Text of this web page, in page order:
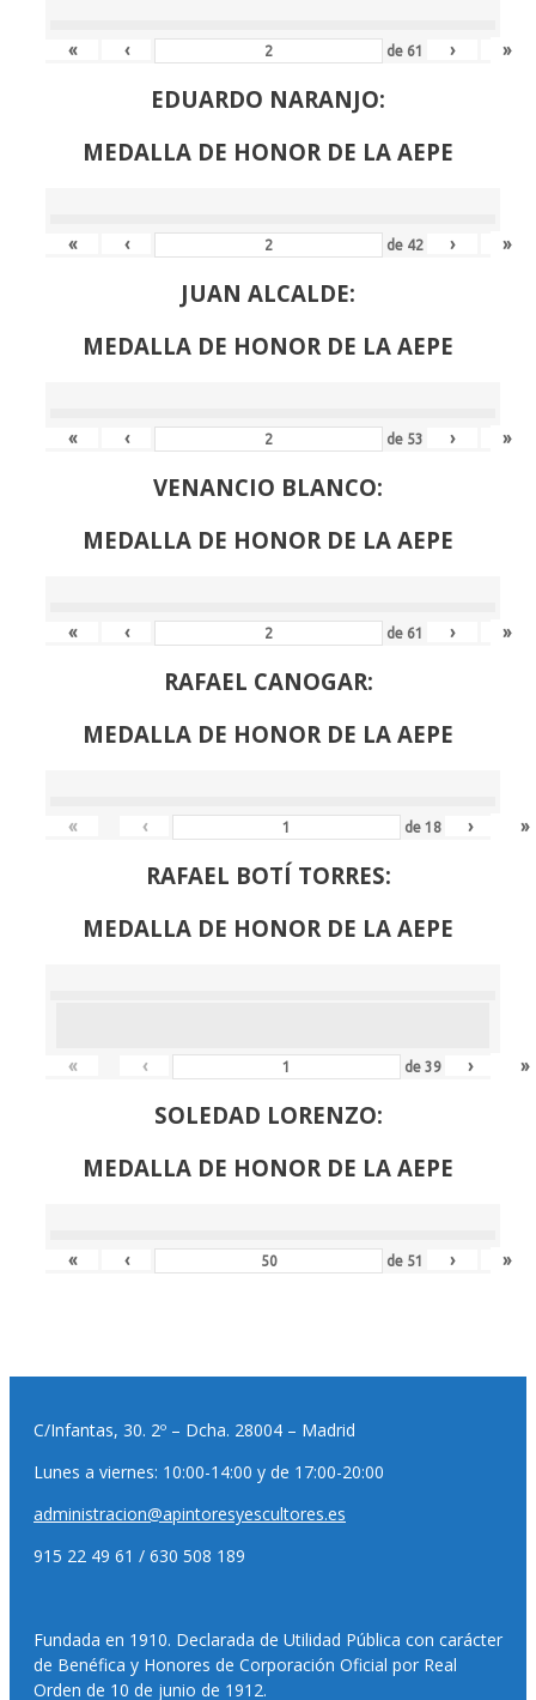
« ‹ de 61 › »
EDUARDO NARANJO:
MEDALLA DE HONOR DE LA AEPE
« ‹ de 42 › »
JUAN ALCALDE:
MEDALLA DE HONOR DE LA AEPE
« ‹ de 53 › »
VENANCIO BLANCO:
MEDALLA DE HONOR DE LA AEPE
« ‹ de 61 › »
RAFAEL CANOGAR:
MEDALLA DE HONOR DE LA AEPE
« ‹ de18 › »
RAFAEL BOTÍ TORRES:
MEDALLA DE HONOR DE LA AEPE
« ‹ de39 › »
SOLEDAD LORENZO:
MEDALLA DE HONOR DE LA AEPE
« ‹ de 51 › »
C/Infantas, 30. 2º – Dcha. 28004 – Madrid
Lunes a viernes: 10:00-14:00 y de 17:00-20:00
administracion@apintoresyescultores.es
915 22 49 61 / 630 508 189
Fundada en 1910. Declarada de Utilidad Pública con carácter
de Benéfica y Honores de Corporación Oficial por Real
Orden de 10 de junio de 1912.